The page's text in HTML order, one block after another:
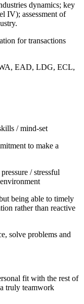
dynamics; key
IV); assessment of
for transactions
EAD, LDG, ECL,
/ mind-set
to make a
/ stressful
being able to timely
rather than reactive
solve problems and
fit with the rest of
truly teamwork